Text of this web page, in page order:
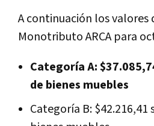
A continuación los valores
Monotributo ARCA para
Categoría A:
de bienes muebles
Categoría B: $42.216,41